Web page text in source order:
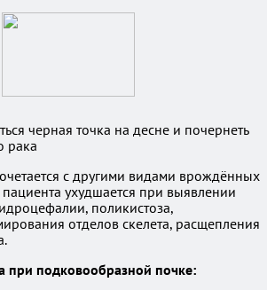
черная точка на десне и почернеть
рака
с другими видами врождённых
ухудшается при выявлении
поликистоза,
отделов скелета, расщепления
при подковообразной почке: